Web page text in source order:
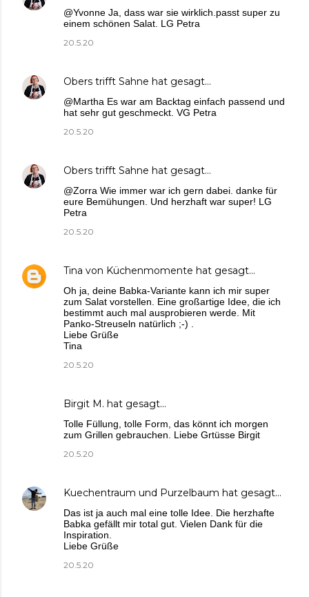
@Yvonne Ja, dass war sie wirklich.passt super zu
einem schönen Salat. LG Petra
20.5.20
Obers trifft Sahne hat gesagt…
@Martha Es war am Backtag einfach passend und
hat sehr gut geschmeckt. VG Petra
20.5.20
Obers trifft Sahne hat gesagt…
@Zorra Wie immer war ich gern dabei. danke für
eure Bemühungen. Und herzhaft war super! LG
Petra
20.5.20
Tina von Küchenmomente hat gesagt…
Oh ja, deine Babka-Variante kann ich mir super
zum Salat vorstellen. Eine großartige Idee, die ich
bestimmt auch mal ausprobieren werde. Mit
Panko-Streuseln natürlich ;-) .
Liebe Grüße
Tina
20.5.20
Birgit M. hat gesagt…
Tolle Füllung, tolle Form, das könnt ich morgen
zum Grillen gebrauchen. Liebe Grtüsse Birgit
20.5.20
Kuechentraum und Purzelbaum hat gesagt…
Das ist ja auch mal eine tolle Idee. Die herzhafte
Babka gefällt mir total gut. Vielen Dank für die
Inspiration.
Liebe Grüße
20.5.20